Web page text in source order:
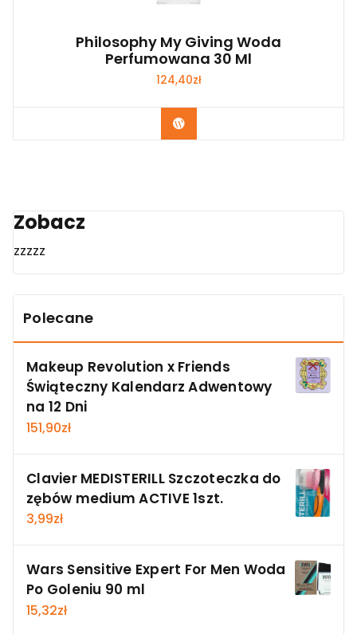
Philosophy My Giving Woda
Perfumowana 30 Ml
124,40zł
Zobacz
Zobacz
zzzzz
Polecane
Makeup Revolution x Friends
Świąteczny Kalendarz Adwentowy
na 12 Dni
151,90zł
Clavier MEDISTERILL Szczoteczka do
zębów medium ACTIVE 1szt.
3,99zł
Wars Sensitive Expert For Men Woda
Po Goleniu 90 ml
15,32zł